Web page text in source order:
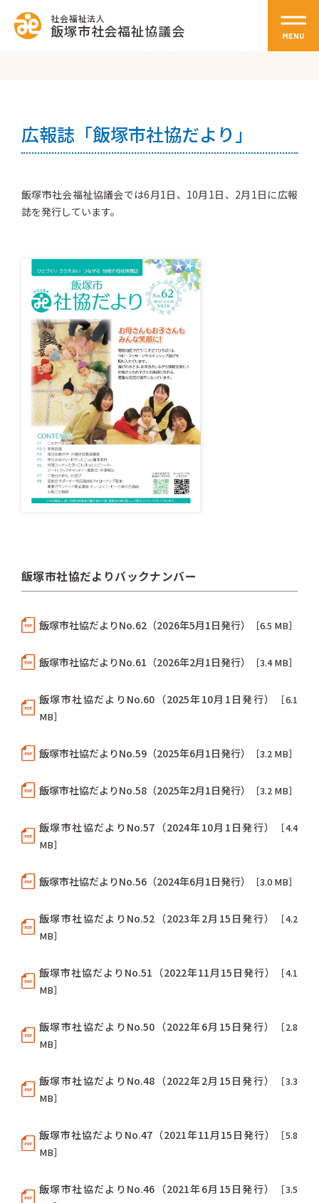
社会福祉法人
飯塚市社会福祉協議会
広報誌「飯塚市社協だより」
飯塚市社会福祉協議会では6月1日、10月1日、2月1日に広報
誌を発行しています。
飯塚市社協だよりバックナンバー
飯塚市社協だよりNo.62（2026年5月1日発行） ［6.5 MB］
飯塚市社協だよりNo.61（2026年2月1日発行） ［3.4 MB］
飯塚市社協だよりNo.60（2025年10月1日発行）
［6.1
MB］
飯塚市社協だよりNo.59（2025年6月1日発行） ［3.2 MB］
飯塚市社協だよりNo.58（2025年2月1日発行） ［3.2 MB］
飯塚市社協だよりNo.57（2024年10月1日発行）
［4.4
MB］
飯塚市社協だよりNo.56（2024年6月1日発行） ［3.0 MB］
飯塚市社協だよりNo.52（2023年2月15日発行）
［4.2
MB］
飯塚市社協だよりNo.51（2022年11月15日発行）
［4.1
MB］
飯塚市社協だよりNo.50（2022年6月15日発行）
［2.8
MB］
飯塚市社協だよりNo.48（2022年2月15日発行）
［3.3
MB］
飯塚市社協だよりNo.47（2021年11月15日発行）
［5.8
MB］
飯塚市社協だよりNo.46（2021年6月15日発行）
［3.5